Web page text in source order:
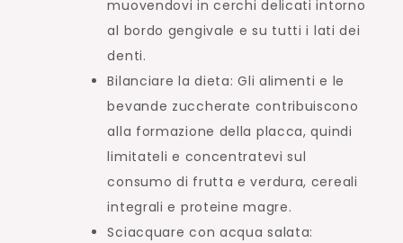
muovendovi in cerchi delicati intorno
al bordo gengivale e su tutti i lati dei
denti.
Bilanciare la dieta: Gli alimenti e le
bevande zuccherate contribuiscono
alla formazione della placca, quindi
limitateli e concentratevi sul
consumo di frutta e verdura, cereali
integrali e proteine magre.
Sciacquare con acqua salata: